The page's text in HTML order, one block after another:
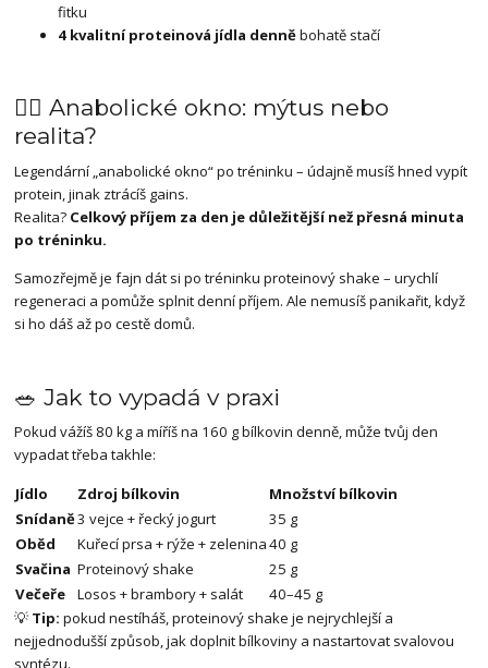
fitku
4 kvalitní proteinová jídla denněbohatě stačí
🏋️‍♂️ Anabolické okno: mýtus nebo
realita?
Legendární „anabolické okno“ po tréninku – údajně musíš hned vypít
protein, jinak ztrácíš gains.
Realita? Celkový příjem za den je důležitější než přesná minuta
po tréninku.
Samozřejmě je fajn dát si po tréninku proteinový shake – urychlí
regeneraci a pomůže splnit denní příjem. Ale nemusíš panikařit, když
si ho dáš až po cestě domů.
🥗 Jak to vypadá v praxi
Pokud vážíš 80 kg a míříš na 160 g bílkovin denně, může tvůj den
vypadat třeba takhle:
Jídlo
Zdroj bílkovin
Množství bílkovin
Snídaně3 vejce + řecký jogurt
35 g
Oběd
Kuřecí prsa + rýže + zelenina40 g
Svačina Proteinový shake
25 g
Večeře
Losos + brambory + salát
40–45 g
💡 Tip: pokud nestíháš, proteinový shake je nejrychlejší a
nejjednodušší způsob, jak doplnit bílkoviny a nastartovat svalovou
syntézu.